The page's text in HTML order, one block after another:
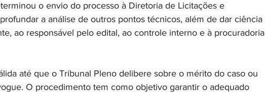
o envio do processo à Diretoria de Licitações e
a análise de outros pontos técnicos, além de dar ciência
ao responsável pelo edital, ao controle interno e à procuradoria
até que o Tribunal Pleno delibere sobre o mérito do caso ou
O procedimento tem como objetivo garantir o adequado